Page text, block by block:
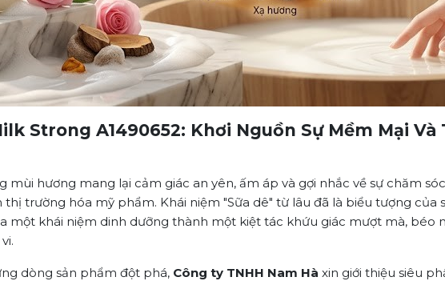
Strong A1490652: Khơi Nguồn Sự Mềm Mại
mùi hương mang lại cảm giác an yên, ấm áp và gợi nhắc về sự chăm
trường hóa mỹ phẩm. Khái niệm "Sữa dê" từ lâu đã là biểu tượng của
một khái niệm dinh dưỡng thành một kiệt tác khứu giác mượt mà, béo
dòng sản phẩm đột phá, Công ty TNHH Nam Hà xin giới thiệu siêu